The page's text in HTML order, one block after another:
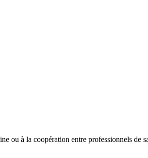
ou à la coopération entre professionnels de